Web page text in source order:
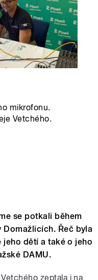
mikrofonu.
Vetchého.
se potkali během
Domažlicích. Řeč byla
jeho dětí a také o jeho
DAMU.
zeptala i na